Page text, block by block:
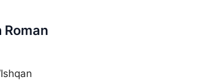
Roman